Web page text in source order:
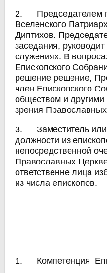
2. Председателем
Вселенского
Диптихов.
заседания,
служениях. В
Епископского
решение решение,
член Епископского
обществом и другими
зрения
3. Заместитель или
должности из
непосредственной
Православных
ответственне лица
из числа епископов.
1. Компетенция